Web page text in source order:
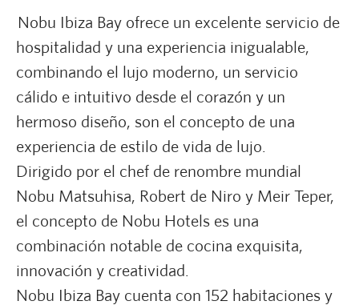
Nobu Ibiza Bay ofrece un excelente servicio de
hospitalidad y una experiencia inigualable,
combinando el lujo moderno, un servicio
cálido e intuitivo desde el corazón y un
hermoso diseño, son el concepto de una
experiencia de estilo de vida de lujo.
Dirigido por el chef de renombre mundial
Nobu Matsuhisa, Robert de Niro y Meir Teper,
el concepto de Nobu Hotels es una
combinación notable de cocina exquisita,
innovación y creatividad.
Nobu Ibiza Bay cuenta con 152 habitaciones y